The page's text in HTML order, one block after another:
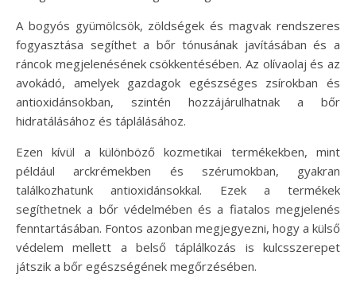
A bogyós gyümölcsök, zöldségek és magvak rendszeres
fogyasztása segíthet a bőr tónusának javításában és a
ráncok megjelenésének csökkentésében. Az olívaolaj és az
avokádó, amelyek gazdagok egészséges zsírokban és
antioxidánsokban, szintén hozzájárulhatnak a bőr
hidratálásához és táplálásához.
Ezen kívül a különböző kozmetikai termékekben, mint
például arckrémekben és szérumokban, gyakran
találkozhatunk antioxidánsokkal. Ezek a termékek
segíthetnek a bőr védelmében és a fiatalos megjelenés
fenntartásában. Fontos azonban megjegyezni, hogy a külső
védelem mellett a belső táplálkozás is kulcsszerepet
játszik a bőr egészségének megőrzésében.